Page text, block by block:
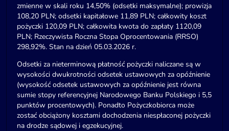
zmienne w skali roku 14,50% (odsetki maksymalne); prowizja
108,20 PLN; odsetki kapitałowe 11,89 PLN; całkowity koszt
pożyczki 120,09 PLN; całkowita kwota do zapłaty 1120,09
PLN; Rzeczywista Roczna Stopa Oprocentowania (RRSO)
298,92%. Stan na dzień 05.03.2026 r.
Odsetki za nieterminową płatność pożyczki naliczane są w
wysokości dwukrotności odsetek ustawowych za opóźnienie
(wysokość odsetek ustawowych za opóźnienie jest równa
sumie stopy referencyjnej Narodowego Banku Polskiego i 5,5
punktów procentowych). Ponadto Pożyczkobiorca może
zostać obciążony kosztami dochodzenia niespłaconej pożyczki
na drodze sądowej i egzekucyjnej.